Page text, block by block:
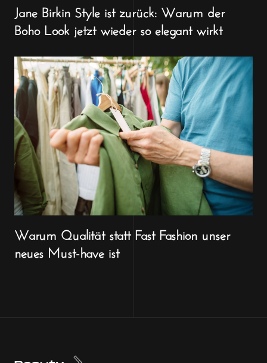
Jane Birkin Style ist zurück: Warum der
Boho Look jetzt wieder so elegant wirkt
Warum Qualität statt Fast Fashion unser
neues Must-have ist